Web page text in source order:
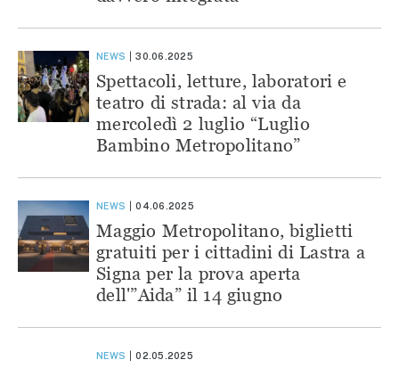
NEWS 30.06.2025
Spettacoli, letture, laboratori e
teatro di strada: al via da
mercoledì 2 luglio “Luglio
Bambino Metropolitano”
NEWS 04.06.2025
Maggio Metropolitano, biglietti
gratuiti per i cittadini di Lastra a
Signa per la prova aperta
dell'”Aida” il 14 giugno
NEWS 02.05.2025